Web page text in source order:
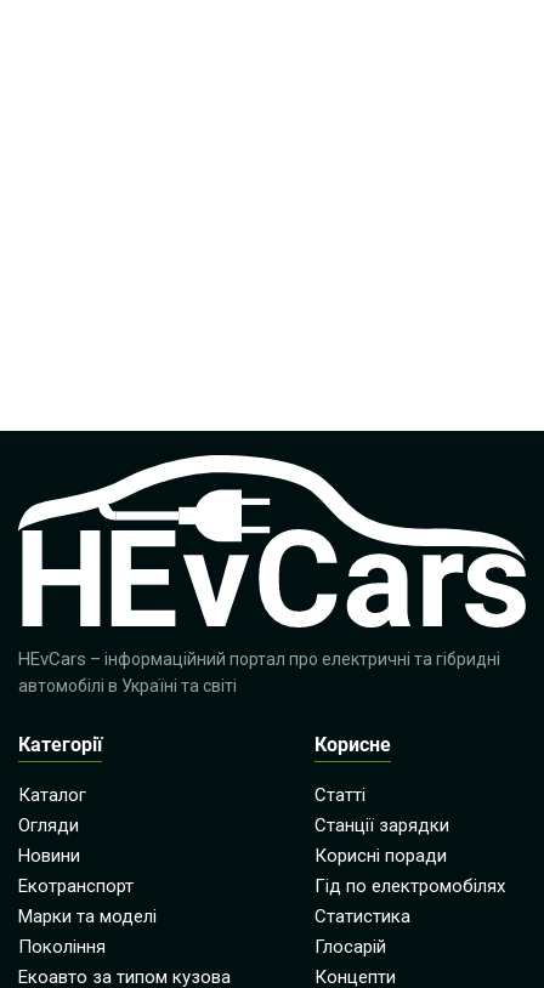
HEvCars – інформаційний портал про електричні та гібридні
автомобілі в Україні та світі
Категорії
Каталог
Огляди
Новини
Екотранспорт
Марки та моделі
Покоління
Екоавто за типом кузова
Корисне
Статті
Станції зарядки
Корисні поради
Гід по електромобілях
Статистика
Глосарій
Концепти